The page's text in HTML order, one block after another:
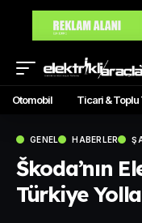
Otomobil Ticari & Toplu
GENEL HABERLER
Škoda’nın
Türkiye